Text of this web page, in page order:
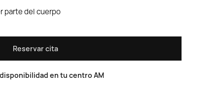
parte del cuerpo
Reservar cita
en tu centro AM